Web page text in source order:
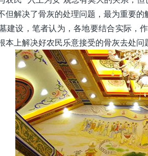
但解决了骨灰的处理问题，最为重要的
建设，笔者认为，各地要结合实际，
本上解决好农民乐意接受的骨灰去处问